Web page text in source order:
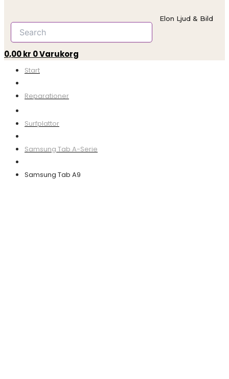
Elon Ljud & Bild
0,00kr 0Varukorg
Start
Surfplattor
Samsung Tab A-Serie
Samsung Tab A9